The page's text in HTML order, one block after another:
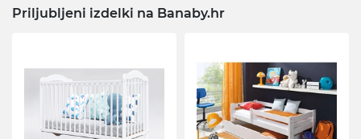
Priljubljeni izdelki na Banaby.hr